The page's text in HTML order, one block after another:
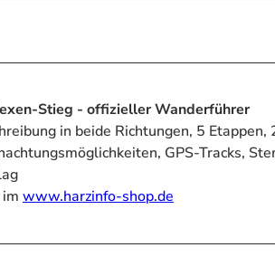
Stieg - offizieller Wanderführer
in beide Richtungen, 5
GPS-Tracks,
www.harzinfo-shop.de